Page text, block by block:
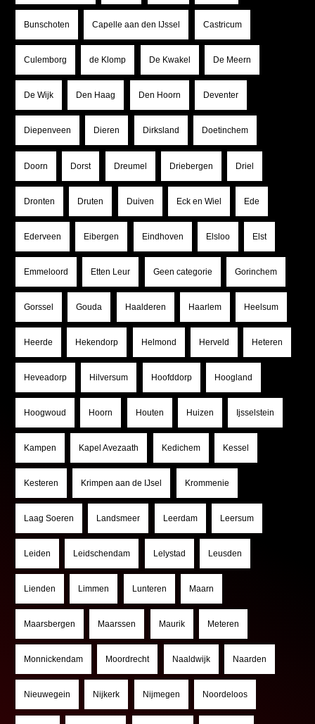
Bunschoten Capelle aan den IJssel Castricum
Culemborg de Klomp De Kwakel De Meern
De Wijk Den Haag Den Hoorn Deventer
Diepenveen Dieren Dirksland Doetinchem
Doorn Dorst Dreumel Driebergen Driel
Dronten Druten Duiven Eck en Wiel Ede
Ederveen Eibergen Eindhoven Elsloo Elst
Emmeloord Etten Leur Geen categorie Gorinchem
Gorssel Gouda Haalderen Haarlem Heelsum
Heerde Hekendorp Helmond Herveld Heteren
Heveadorp Hilversum Hoofddorp Hoogland
Hoogwoud Hoorn Houten Huizen Ijsselstein
Kampen Kapel Avezaath Kedichem Kessel
Kesteren Krimpen aan de IJsel Krommenie
Laag Soeren Landsmeer Leerdam Leersum
Leiden Leidschendam Lelystad Leusden
Lienden Limmen Lunteren Maarn
Maarsbergen Maarssen Maurik Meteren
Monnickendam Moordrecht Naaldwijk Naarden
Nieuwegein Nijkerk Nijmegen Noordeloos